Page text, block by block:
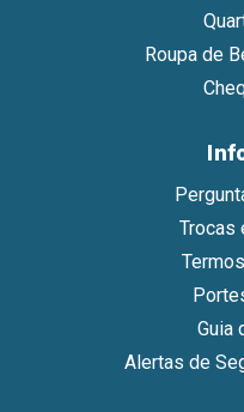
Roupa de
Trocas
Guia
Alertas de